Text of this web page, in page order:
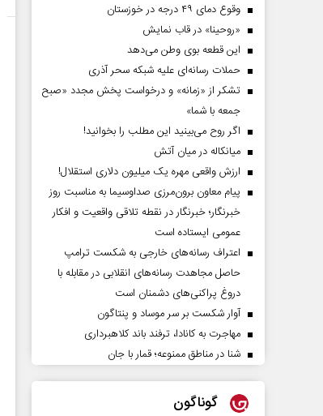
وقوع دمای ۴۹ درجه در خوزستان
«روحینا» در قاب نمایش
این قطعه بوی وطن می‌دهد
حملات رسانه‌ای علیه شبکه سحر آذری
تشکر از «زمانه» و درخواست پخش مجدد «صبح
جمعه با شما»
اگر روح می‌بینید این مطلب را بخوانید!
میانکاله در میان آتش
ارزش واقعی مهره یک میلیون دلاری استقلال!
پیام معاون برون‌مرزی صداوسیما به مناسبت روز
خبرنگار؛ خبرنگار در نقطه تلاقی واقعیت و افکار
عمومی ایستاده است
اعتراف رسانه‌های خارجی به شکست ترامپ
حاصل مجاهدت رسانه‌های انقلابی در مقابله با
دروغ پراکنی‌های دشمنان است
آوار شکست بر سر موساد و پنتاگون
مهاجرت به کانادا، ترفند باند کلاهبرداری
شنا در مناطق ممنوعه؛ قمار با جان
گوناگون